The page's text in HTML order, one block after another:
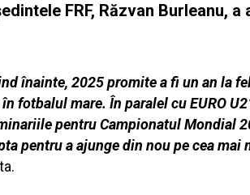
FRF, Răzvan Burleanu,
înainte, 2025 promite a fi un an la
fotbalul mare. În paralel cu EURO
pentru Campionatul Mondial
pentru a ajunge din nou pe cea